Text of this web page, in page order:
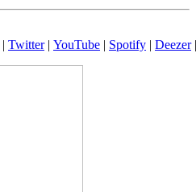
| Twitter| YouTube | Spotify | Deezer